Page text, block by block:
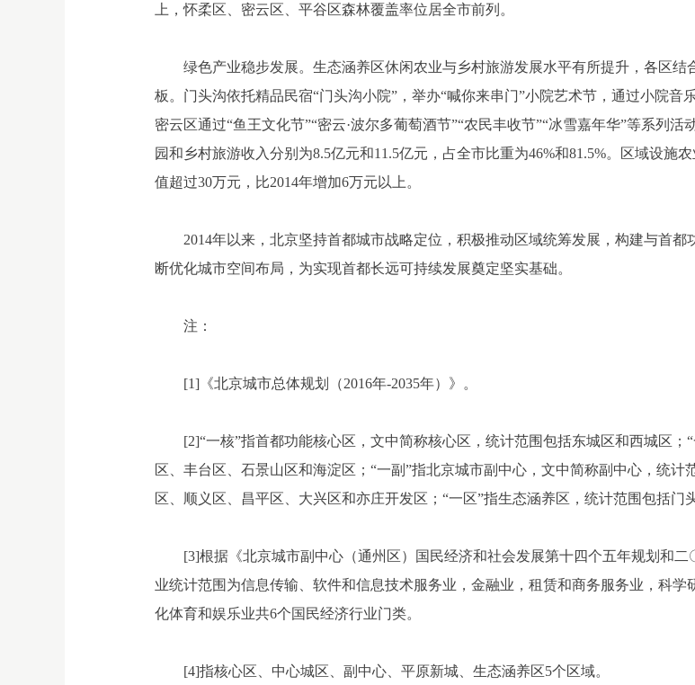
上，怀柔区、密云区、平谷区森林覆盖率位居全市前列。
绿色产业稳步发展。生态涵养区休闲农业与乡村旅游发展水平有所提升，各区
板。门头沟依托精品民宿“门头沟小院”，举办“喊你来串门”小院艺术节，通过小院音
密云区通过“鱼王文化节”“密云·波尔多葡萄酒节”“农民丰收节”“冰雪嘉年华”等系列
园和乡村旅游收入分别为8.5亿元和11.5亿元，占全市比重为46%和81.5%。区域设施
值超过30万元，比2014年增加6万元以上。
2014年以来，北京坚持首都城市战略定位，积极推动区域统筹发展，构建与首
断优化城市空间布局，为实现首都长远可持续发展奠定坚实基础。
注：
[1]《北京城市总体规划（2016年-2035年）》。
[2]“一核”指首都功能核心区，文中简称核心区，统计范围包括东城区和西城区
区、丰台区、石景山区和海淀区；“一副”指北京城市副中心，文中简称副中心，统
区、顺义区、昌平区、大兴区和亦庄开发区；“一区”指生态涵养区，统计范围包括门
[3]根据《北京城市副中心（通州区）国民经济和社会发展第十四个五年规划和
业统计范围为信息传输、软件和信息技术服务业，金融业，租赁和商务服务业，科
化体育和娱乐业共6个国民经济行业门类。
[4]指核心区、中心城区、副中心、平原新城、生态涵养区5个区域。